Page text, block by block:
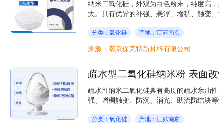
纳米二氧化硅，外观为白色粉末，纯度高
大。具有优异的补强、悬浮、增稠、触变
分类：氧化硅 产地：江苏南京
来源：南京保克特新材料有限公司
疏水型二氧化硅纳米粉 表面
疏水性纳米二氧化硅具有高度的疏水亲油
强、增稠触变、防沉、消光、助流防结块
分类：氧化硅 产地：江苏南京